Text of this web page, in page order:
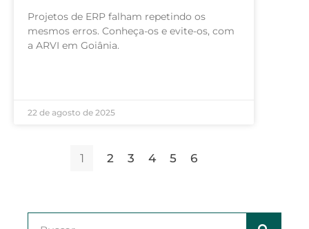
Projetos de ERP falham repetindo os
mesmos erros. Conheça-os e evite-os, com
a ARVI em Goiânia.
22 de agosto de 2025
1 2 3 4 5 6